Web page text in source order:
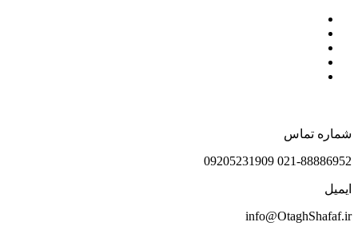
شماره تماس
021-88886952 09205231909
ایمیل
info@OtaghShafaf.ir